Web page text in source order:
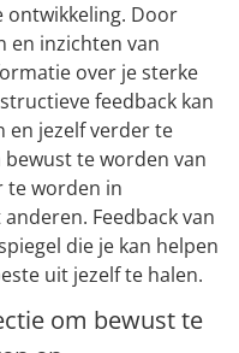
ontwikkeling. Door
en inzichten van
over je sterke
feedback kan
en jezelf verder te
te worden van
te worden in
Feedback van
die je kan helpen
uit jezelf te halen.
om bewust te